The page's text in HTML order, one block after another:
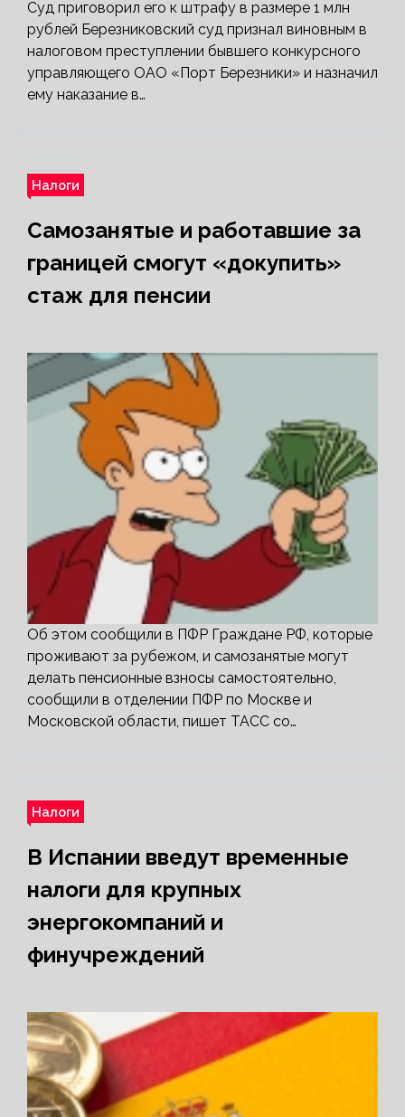
Суд приговорил его к штрафу в размере 1 млн
рублей Березниковский суд признал виновным в
налоговом преступлении бывшего конкурсного
управляющего ОАО «Порт Березники» и назначил
ему наказание в…
Налоги
Самозанятые и работавшие за
границей смогут «докупить»
стаж для пенсии
Об этом сообщили в ПФР Граждане РФ, которые
проживают за рубежом, и самозанятые могут
делать пенсионные взносы самостоятельно,
сообщили в отделении ПФР по Москве и
Московской области, пишет ТАСС со…
Налоги
В Испании введут временные
налоги для крупных
энергокомпаний и
финучреждений